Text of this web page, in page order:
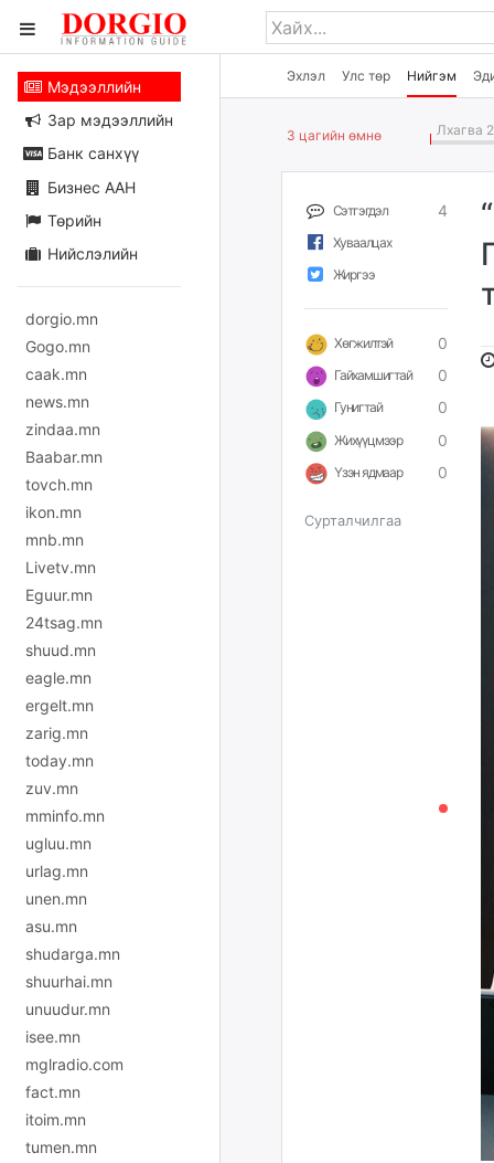
Эхлэл Улс төр Нийгэм
Мэдээллийн
Зар мэдээллийн
Банк санхүү
Бизнес ААН
Төрийн
Нийслэлийн
dorgio.mn
Gogo.mn
caak.mn
news.mn
zindaa.mn
Baabar.mn
tovch.mn
ikon.mn
mnb.mn
Livetv.mn
Eguur.mn
24tsag.mn
shuud.mn
eagle.mn
ergelt.mn
zarig.mn
today.mn
zuv.mn
mminfo.mn
ugluu.mn
urlag.mn
unen.mn
asu.mn
shudarga.mn
shuurhai.mn
unuudur.mn
isee.mn
mglradio.com
fact.mn
itoim.mn
tumen.mn
3 цагийн өмнө Лхагва
Сэтгэгдэл 4
Хуваалцах
Жиргээ
Хөгжилтэй 0
Гайхамшигтай 0
Гунигтай 0
Жихүүцмээр 0
Үзэн ядмаар 0
Сурталчилгаа